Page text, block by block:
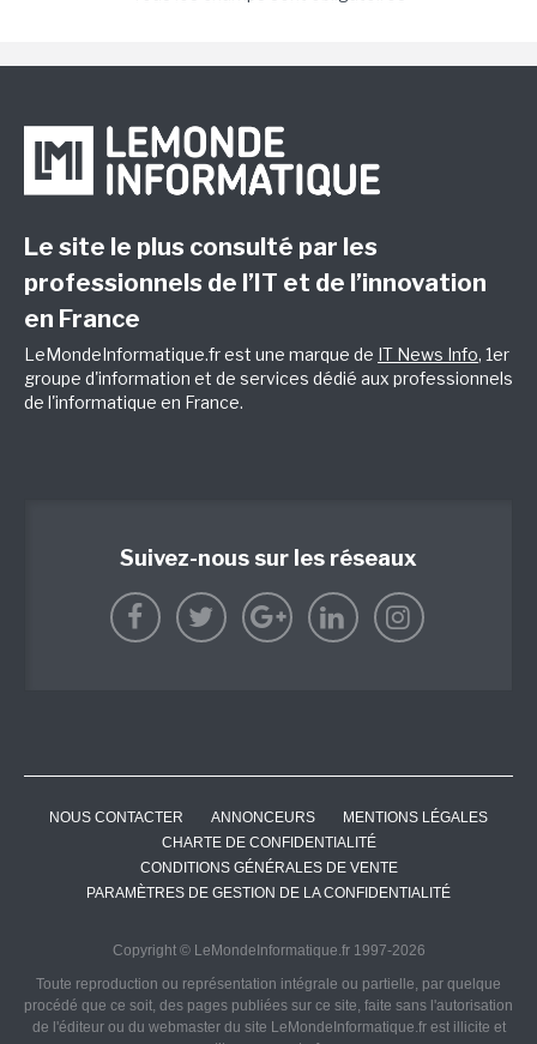
Le site le plus consulté par les
professionnels de l’IT et de l’innovation
en France
LeMondeInformatique.fr est une marque de IT News Info, 1er
groupe d'information et de services dédié aux professionnels
de l'informatique en France.
Suivez-nous sur les réseaux
NOUS CONTACTER ANNONCEURS
MENTIONS LÉGALES
CHARTE DE CONFIDENTIALITÉ
CONDITIONS GÉNÉRALES DE VENTE
PARAMÈTRES DE GESTION DE LA CONFIDENTIALITÉ
Copyright © LeMondeInformatique.fr 1997-2026
Toute reproduction ou représentation intégrale ou partielle, par quelque
procédé que ce soit, des pages publiées sur ce site, faite sans l'autorisation
de l'éditeur ou du webmaster du site LeMondeInformatique.fr est illicite et